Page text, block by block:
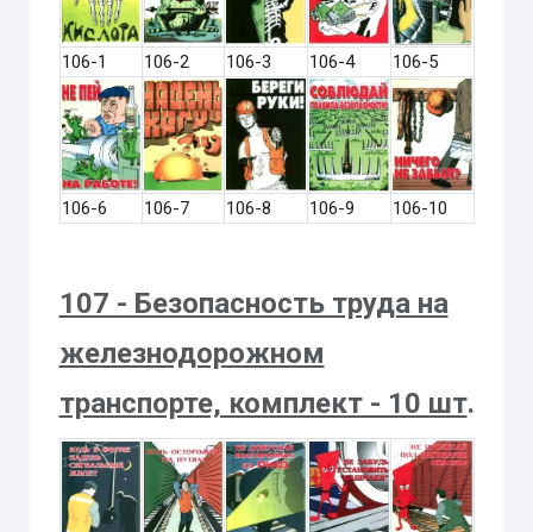
106-1 106-2 106-3 106-4 106-5
106-6 106-7 106-8 106-9 106-10
107 - Безопасность труда на
железнодорожном
транспорте, комплект - 10 шт.